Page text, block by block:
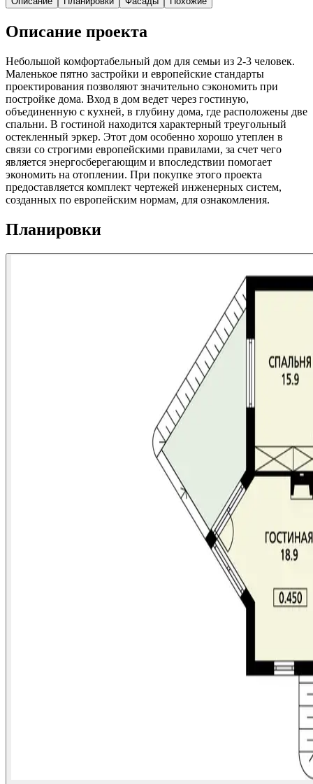
Описание проекта
Небольшой комфортабельный дом для семьи из 2-3 человек.
Маленькое пятно застройки и европейские стандарты
проектирования позволяют значительно сэкономить при
постройке дома. Вход в дом ведет через гостиную,
объединенную с кухней, в глубину дома, где расположены две
спальни. В гостиной находится характерный треугольный
остекленный эркер. Этот дом особенно хорошо утеплен в
связи со строгими европейскими правилами, за счет чего
является энергосберегающим и впоследствии помогает
экономить на отоплении. При покупке этого проекта
предоставляется комплект чертежей инженерных систем,
созданных по европейским нормам, для ознакомления.
Планировки